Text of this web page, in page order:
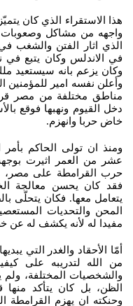
هذا الاستقراء الذي كان
الذي اثار الفتن والشغب في
في الاندلس وكان يتبع في
وكان يزعم بانه سيستعيد ملك
وأعلن نفسه امير للمؤمنين
مناطق مختلفة من مصر قرر
دخل القيوم ونهبها فوقع
خاض حربا وانهزم.
ومنذ ان تولى الحاكم بأمر
عشر من العمر اثيرت بوجهه
حرب القرامطة على مصر،
فقد كان يحسن معالجة
يتعامل معها. فكان يتحلّى
المحن والتحديات
مفيدا له لأنه يكشف له عن
أمّا الأحقاد والغدر التي
من الله لتدريبه على
والشخصيات المختلفة، ولم
الظن، بل كان يتأكد منها